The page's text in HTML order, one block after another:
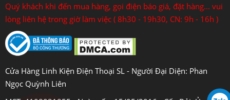
Quý khách khi đến mua hàng, gọi điện báo giá, đặt hàng... vui
lòng liên hệ trong giờ làm việc ( 8h30 - 19h30, CN: 9h - 16h )
Cửa Hàng Linh Kiện Điện Thoại SL - Người Đại Diện: Phan
Ngọc Quỳnh Liên